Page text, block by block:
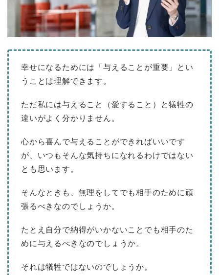
幸せになるためには「与えることが重要」とい
うことは理解できます。
ただ私には与えること（愛すること）と犠牲の
違いがよく分かりません。
心から喜んで与えることができればいいです
が、いつもそんな気持ちになれるわけではない
とも思います。
そんなときも、無理をしてでも相手のために頑
張るべきなのでしょうか。
たとえ自分で納得がいかないことでも相手のた
めに与えるべきなのでしょうか。
それは犠牲ではないのでしょうか。